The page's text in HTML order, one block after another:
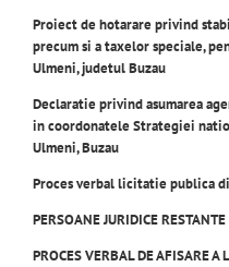
Proiect de hotarare privind
precum si a taxelor speciale,
Ulmeni, judetul Buzau
Declaratie privind asumarea
in coordonatele Strategiei
Ulmeni, Buzau
Proces verbal licitatie publica
PERSOANE JURIDICE
PROCES VERBAL DE AFISARE